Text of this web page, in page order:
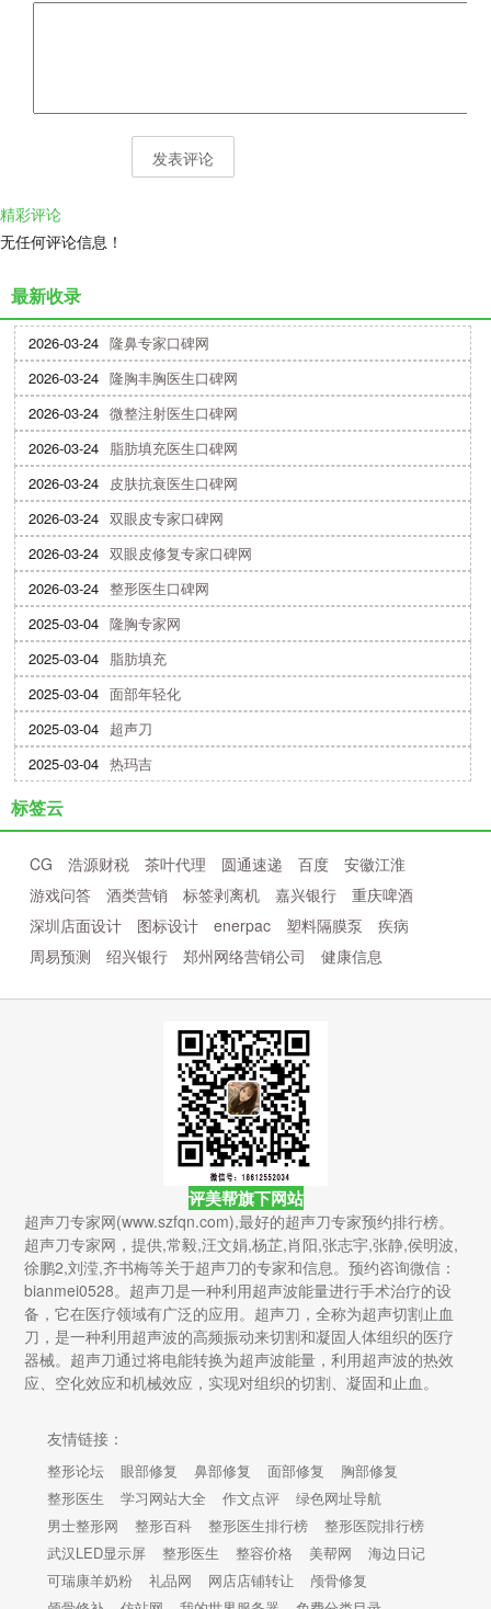
精彩评论
无任何评论信息！
最新收录
2026-03-24 隆鼻专家口碑网
2026-03-24 隆胸丰胸医生口碑网
2026-03-24 微整注射医生口碑网
2026-03-24 脂肪填充医生口碑网
2026-03-24 皮肤抗衰医生口碑网
2026-03-24 双眼皮专家口碑网
2026-03-24 双眼皮修复专家口碑网
2026-03-24 整形医生口碑网
2025-03-04 隆胸专家网
2025-03-04 脂肪填充
2025-03-04 面部年轻化
2025-03-04 超声刀
2025-03-04 热玛吉
标签云
CG 浩源财税 茶叶代理 圆通速递 百度
安徽江淮
游戏问答
酒类营销 标签剥离机 嘉兴银行
重庆啤酒
深圳店面设计
图标设计 enerpac 塑料隔膜泵
疾病
周易预测
绍兴银行 郑州网络营销公司 健康信息
评美帮旗下网站
超声刀专家网(www.szfqn.com),最好的超声刀专家预约排行榜。
超声刀专家网，提供,常毅,汪文娟,杨芷,肖阳,张志宇,张静,侯明波,
徐鹏2,刘滢,齐书梅等关于超声刀的专家和信息。预约咨询微信：
bianmei0528。超声刀是一种利用超声波能量进行手术治疗的设
备，它在医疗领域有广泛的应用。超声刀，全称为超声切割止血
刀，是一种利用超声波的高频振动来切割和凝固人体组织的医疗
器械。超声刀通过将电能转换为超声波能量，利用超声波的热效
应、空化效应和机械效应，实现对组织的切割、凝固和止血。
友情链接：
整形论坛 眼部修复 鼻部修复 面部修复
胸部修复
整形医生
学习网站大全 作文点评
绿色网址导航
男士整形网
整形百科 整形医生排行榜
整形医院排行榜
武汉LED显示屏
整形医生 整容价格 美帮网
海边日记
可瑞康羊奶粉
礼品网 网店店铺转让
颅骨修复